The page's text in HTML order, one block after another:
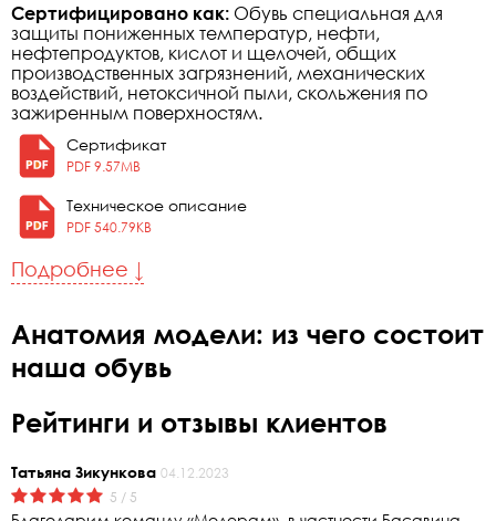
Сертифицировано как: Обувь специальная для
защиты пониженных температур, нефти,
нефтепродуктов, кислот и щелочей, общих
производственных загрязнений, механических
воздействий, нетоксичной пыли, скольжения по
зажиренным поверхностям.
Сертификат
PDF 9.57MB
Техническое описание
PDF 540.79KB
Подробнее ↓
Анатомия модели: из чего состоит
наша обувь
Рейтинги и отзывы клиентов
Татьяна Зикункова 04.12.2023
5 / 5